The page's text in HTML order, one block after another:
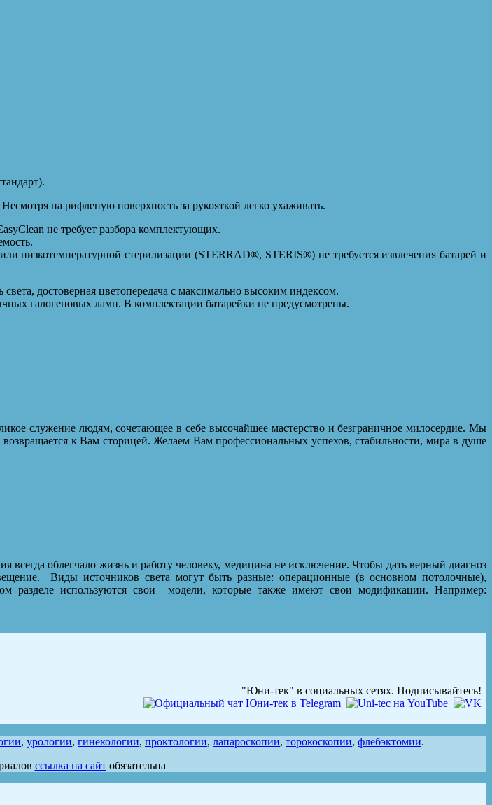
на рифленую поверхность за рукояткой легко ухаживать.
не требует разбора комплектующих.
низкотемпературной стерилизации (STERRAD®, STERIS®) не требуется извлечения батарей и
достоверная цветопередача с максимально высоким индексом.
галогеновых ламп. В комплектации батарейки не предусмотрены.
служение людям, сочетающее в себе высочайшее мастерство и безграничное милосердие. Мы
к Вам сторицей. Желаем Вам профессиональных успехов, стабильности, мира в душе
облегчало жизнь и работу человеку, медицина не исключение. Чтобы дать верный диагноз
Виды источников света могут быть разные: операционные (в основном потолочные),
разделе используются свои модели, которые также имеют свои модификации. Например:
"Юни-тек" в социальных сетях. Подписывайтесь!
, урологии, гинекологии, проктологии, лапароскопии, торокоскопии, флебэктомии.
ссылка на сайтобязательна